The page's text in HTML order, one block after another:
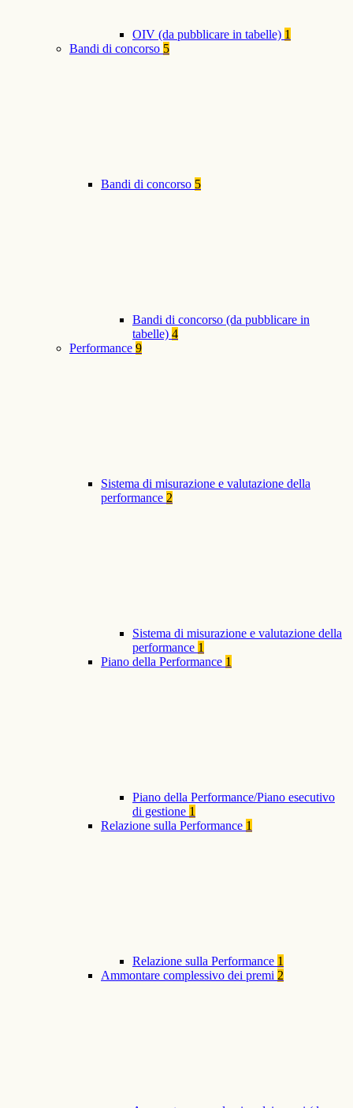
OIV (da pubblicare in tabelle) 1
Bandi di concorso 5
Bandi di concorso 5
Bandi di concorso (da pubblicare in
tabelle) 4
Performance 9
Sistema di misurazione e valutazione della
performance 2
Sistema di misurazione e valutazione della
performance 1
Piano della Performance 1
Piano della Performance/Piano esecutivo
di gestione 1
Relazione sulla Performance 1
Relazione sulla Performance 1
Ammontare complessivo dei premi 2